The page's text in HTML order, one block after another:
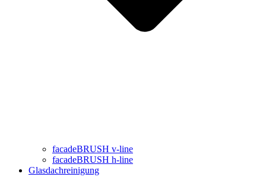
facadeBRUSH v-line
facadeBRUSH h-line
Glasdachreinigung